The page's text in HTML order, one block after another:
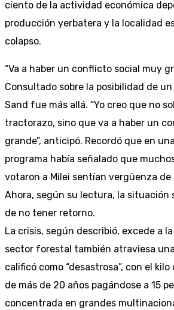
ciento de la actividad económica
producción yerbatera y la localidad
colapso.
“Va a haber un conflicto social muy
Consultado sobre la posibilidad de
Sand fue más allá. “Yo creo que no
tractorazo, sino que va a haber un
grande”, anticipó. Recordó que en
programa había señalado que
votaron a Milei sentían vergüenza de
Ahora, según su lectura, la situación
de no tener retorno.
La crisis, según describió, excede a
sector forestal también atraviesa
calificó como “desastrosa”, con el
de más de 20 años pagándose a 15
concentrada en grandes